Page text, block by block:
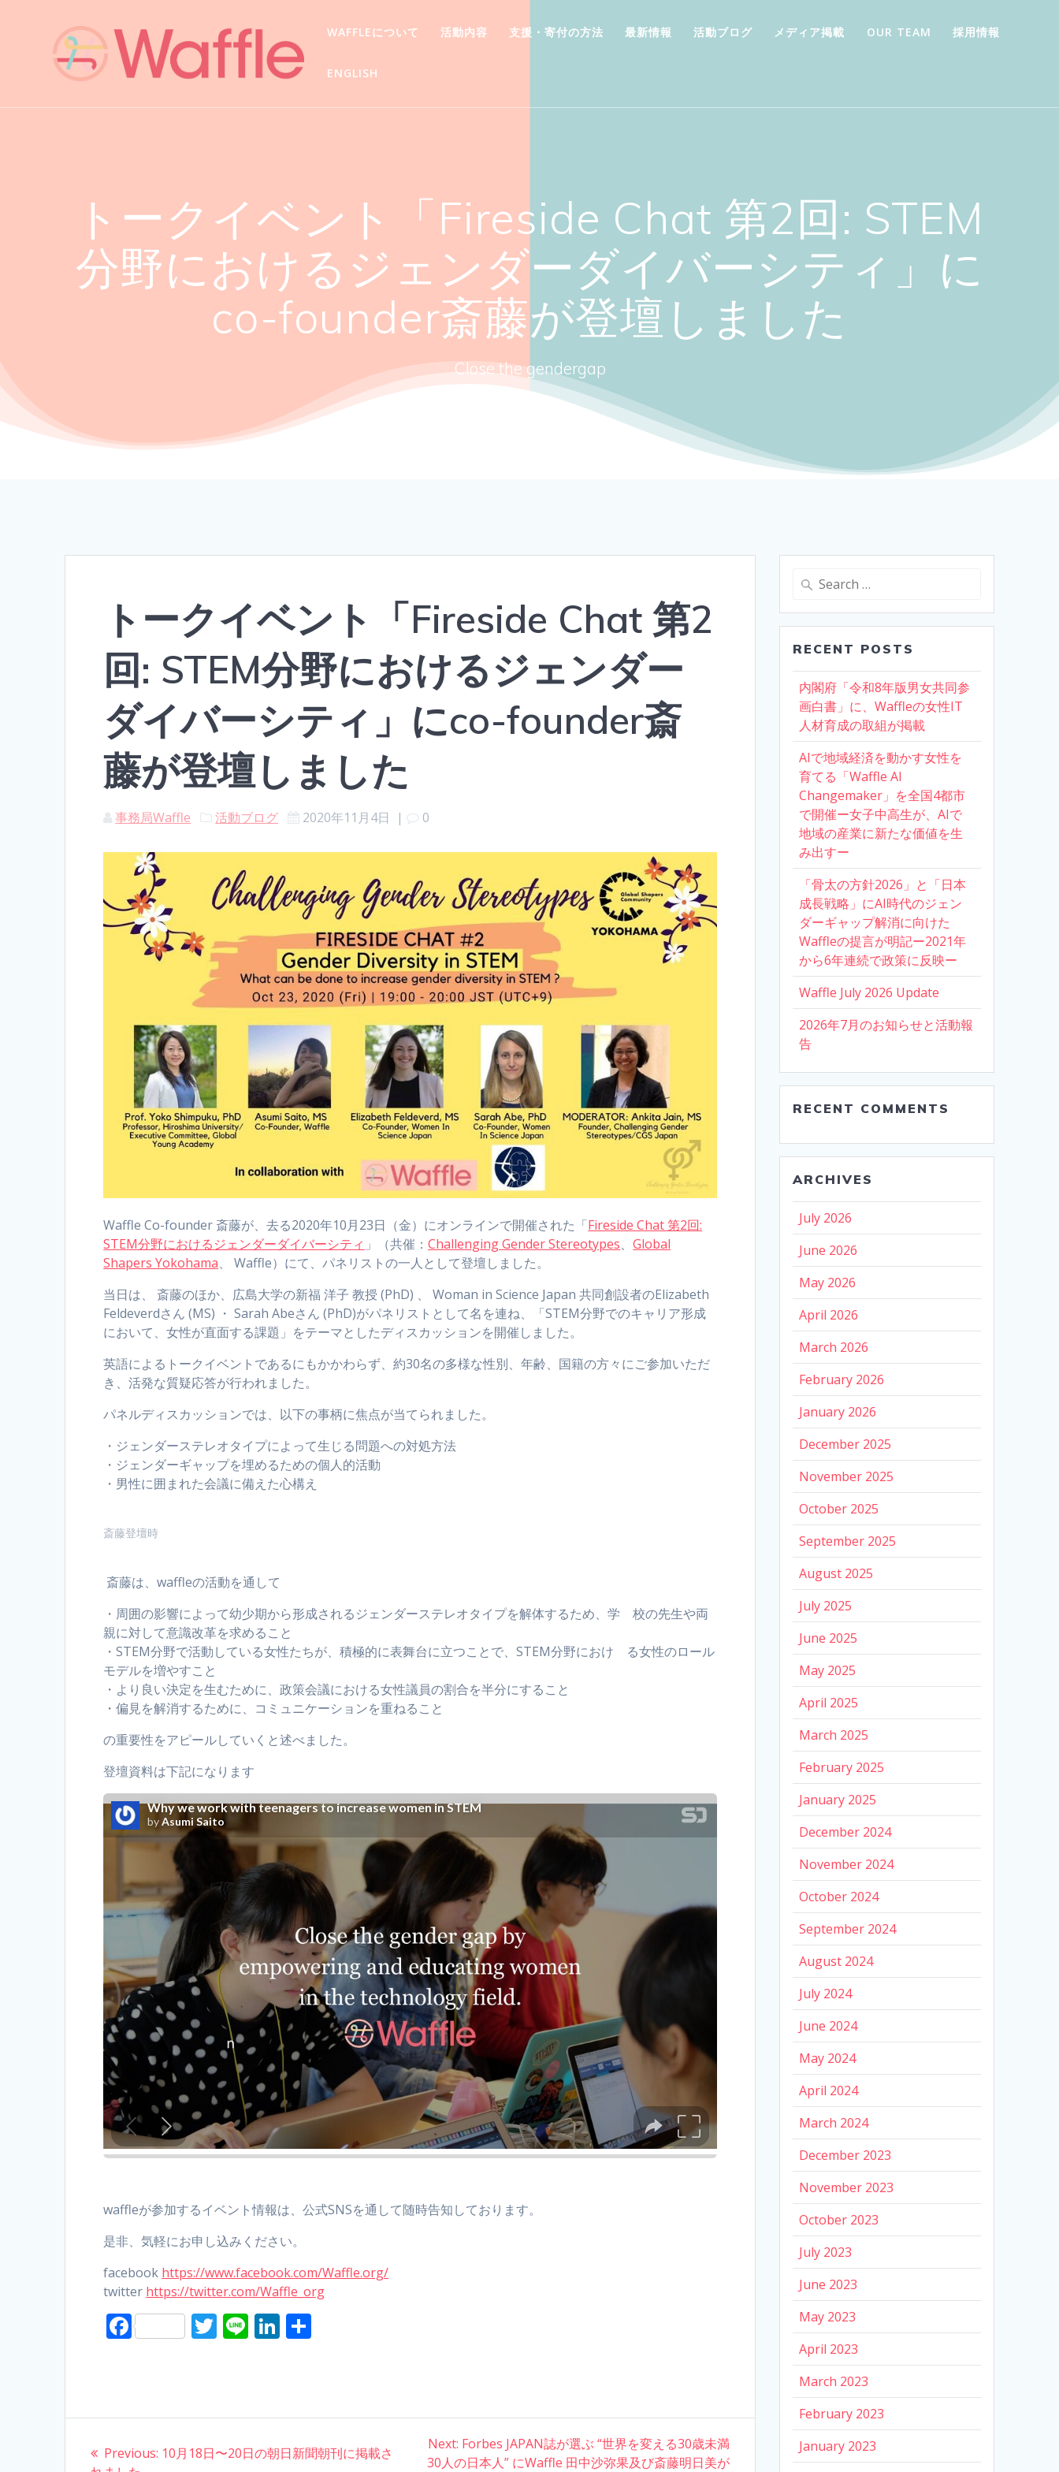
WAFFLEについて 活動内容 支援・寄付の方法 最新情報 活動ブログ メディア掲載 OUR TEAM 採用情報
ENGLISH
トークイベント「Fireside Chat 第2回: STEM
分野におけるジェンダーダイバーシティ」に
co-founder斎藤が登壇しました
Close the gendergap
トークイベント「Fireside Chat 第2
回: STEM分野におけるジェンダー
ダイバーシティ」にco-founder斎
藤が登壇しました
事務局Waffle 活動ブログ 2020年11月4日 | 0
Waffle Co-founder 斎藤が、去る2020年10月23日（金）にオンラインで開催された「Fireside Chat 第2回:
STEM分野におけるジェンダーダイバーシティ 」（共催：Challenging Gender Stereotypes、Global
Shapers Yokohama、 Waffle）にて、パネリストの一人として登壇しました。
当日は、 斎藤のほか、広島大学の新福 洋子 教授 (PhD) 、 Woman in Science Japan 共同創設者のElizabeth
Feldeverdさん (MS) ・ Sarah Abeさん (PhD)がパネリストとして名を連ね、「STEM分野でのキャリア形成
において、女性が直面する課題」をテーマとしたディスカッションを開催しました。
英語によるトークイベントであるにもかかわらず、約30名の多様な性別、年齢、国籍の方々にご参加いただ
き、活発な質疑応答が行われました。
パネルディスカッションでは、以下の事柄に焦点が当てられました。
・ジェンダーステレオタイプによって生じる問題への対処方法
・ジェンダーギャップを埋めるための個人的活動
・男性に囲まれた会議に備えた心構え
斎藤登壇時
斎藤は、waffleの活動を通して
・周囲の影響によって幼少期から形成されるジェンダーステレオタイプを解体するため、学 校の先生や両
親に対して意識改革を求めること
・STEM分野で活動している女性たちが、積極的に表舞台に立つことで、STEM分野におけ る女性のロール
モデルを増やすこと
・より良い決定を生むために、政策会議における女性議員の割合を半分にすること
・偏見を解消するために、コミュニケーションを重ねること
の重要性をアピールしていくと述べました。
登壇資料は下記になります
waffleが参加するイベント情報は、公式SNSを通して随時告知しております。
是非、気軽にお申し込みください。
facebook https://www.facebook.com/Waffle.org/
twitter https://twitter.com/Waffle_org
F
o
o
T Li Li
dI
n
Previous: Previous
10月18日〜20日の朝日新聞朝刊に掲載さ
Next: Next
post:
Forbes JAPAN誌が選ぶ “世界を変える30歳未満
30人の日本人” にWaffle 田中沙弥果及び斎藤明日美が
Search
RECENT POSTS
内閣府「令和8年版男女共同参
画白書」に、Waffleの女性IT
人材育成の取組が掲載
AIで地域経済を動かす女性を
育てる「Waffle AI
Changemaker」を全国4都市
で開催ー女子中高生が、AIで
地域の産業に新たな価値を生
み出すー
「骨太の方針2026」と「日本
成長戦略」にAI時代のジェン
ダーギャップ解消に向けた
Waffleの提言が明記ー2021年
から6年連続で政策に反映ー
Waffle July 2026 Update
2026年7月のお知らせと活動報
告
RECENT COMMENTS
ARCHIVES
July 2026
June 2026
May 2026
April 2026
March 2026
February 2026
January 2026
December 2025
November 2025
October 2025
September 2025
August 2025
July 2025
June 2025
May 2025
April 2025
March 2025
February 2025
January 2025
December 2024
November 2024
October 2024
September 2024
August 2024
July 2024
June 2024
May 2024
April 2024
March 2024
December 2023
November 2023
October 2023
July 2023
June 2023
May 2023
April 2023
March 2023
February 2023
January 2023